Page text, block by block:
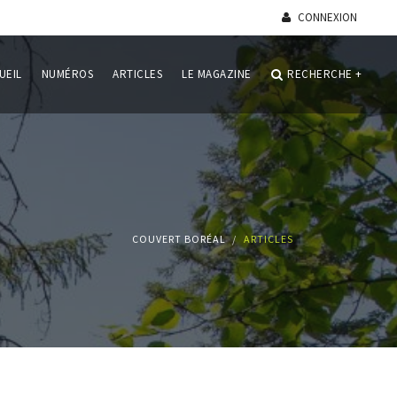
CONNEXION
RECHERCHE +
NUMÉROS ARTICLES LE MAGAZINE
COUVERT BORÉAL ARTICLES